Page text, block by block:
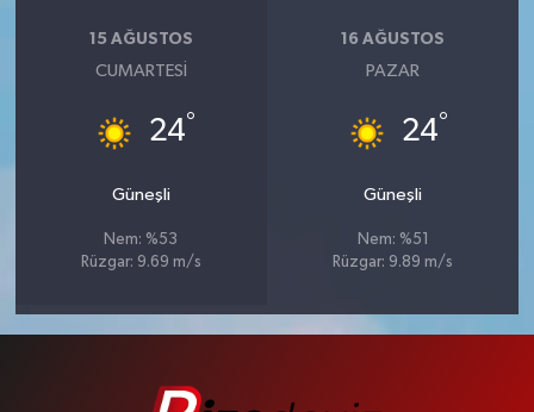
15 AĞUSTOS
CUMARTESI
24°
Güneşli
Nem: %53
Rüzgar: 9.69 m/s
16 AĞUSTOS
PAZAR
24°
Güneşli
Nem: %51
Rüzgar: 9.89 m/s